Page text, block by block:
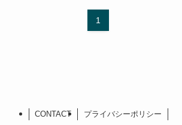
1
CONTACT プライバシーポリシー